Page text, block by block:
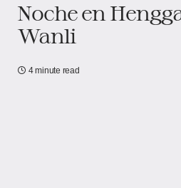
Noche en
Wanli
4 minute read